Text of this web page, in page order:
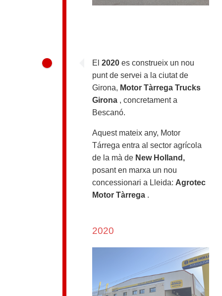
El2020 es construeix un nou
punt de servei a la ciutat de
Girona, Motor Tàrrega Trucks
Girona , concretament a
Bescanó.
Aquest mateix any, Motor
Tárrega entra al sector agrícola
de la mà de New Holland,
posant en marxa un nou
concessionari a Lleida: Agrotec
Motor Tàrrega .
2020